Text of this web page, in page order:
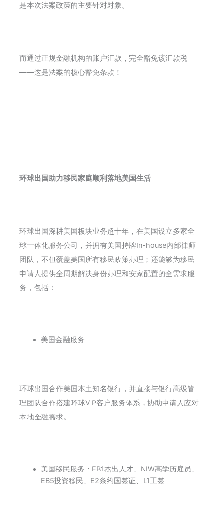
是本次法案政策的主要针对对象。
而通过正规金融机构的账户汇款，完全豁免该汇款税
——这是法案的核心豁免条款！
环球出国助力移民家庭顺利落地美国生活
环球出国深耕美国板块业务超十年，在美国设立多家全
球一体化服务公司，并拥有美国持牌In-house内部律师
团队，不但覆盖美国所有移民政策办理；还能够为移民
申请人提供全周期解决身份办理和安家配置的全需求服
务，包括：
美国金融服务
环球出国合作美国本土知名银行，并直接与银行高级管
理团队合作搭建环球VIP客户服务体系，协助申请人应对
本地金融需求。
美国移民服务：EB1杰出人才、NIW高学历雇员、
EB5投资移民、E2条约国签证、L1工签